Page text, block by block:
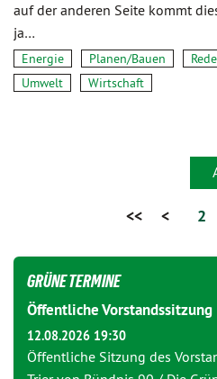
auf der anderen Seite kommt
ja…
Energie Planen/Bauen
Umwelt
Wirtschaft
<< < 2
GRÜNE TERMINE
Öffentliche Vorstandssitzung
12.08.2026 19:30
Öffentliche Sitzung des